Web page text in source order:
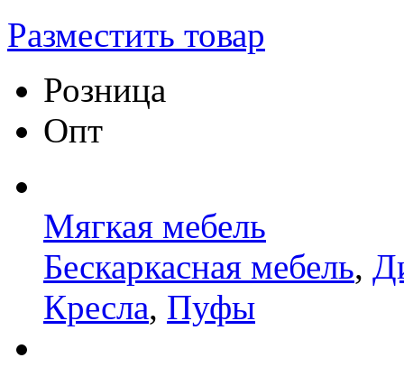
Разместить товар
Розница
Опт
Мягкая мебель
Бескаркасная мебель,
Кресла, Пуфы